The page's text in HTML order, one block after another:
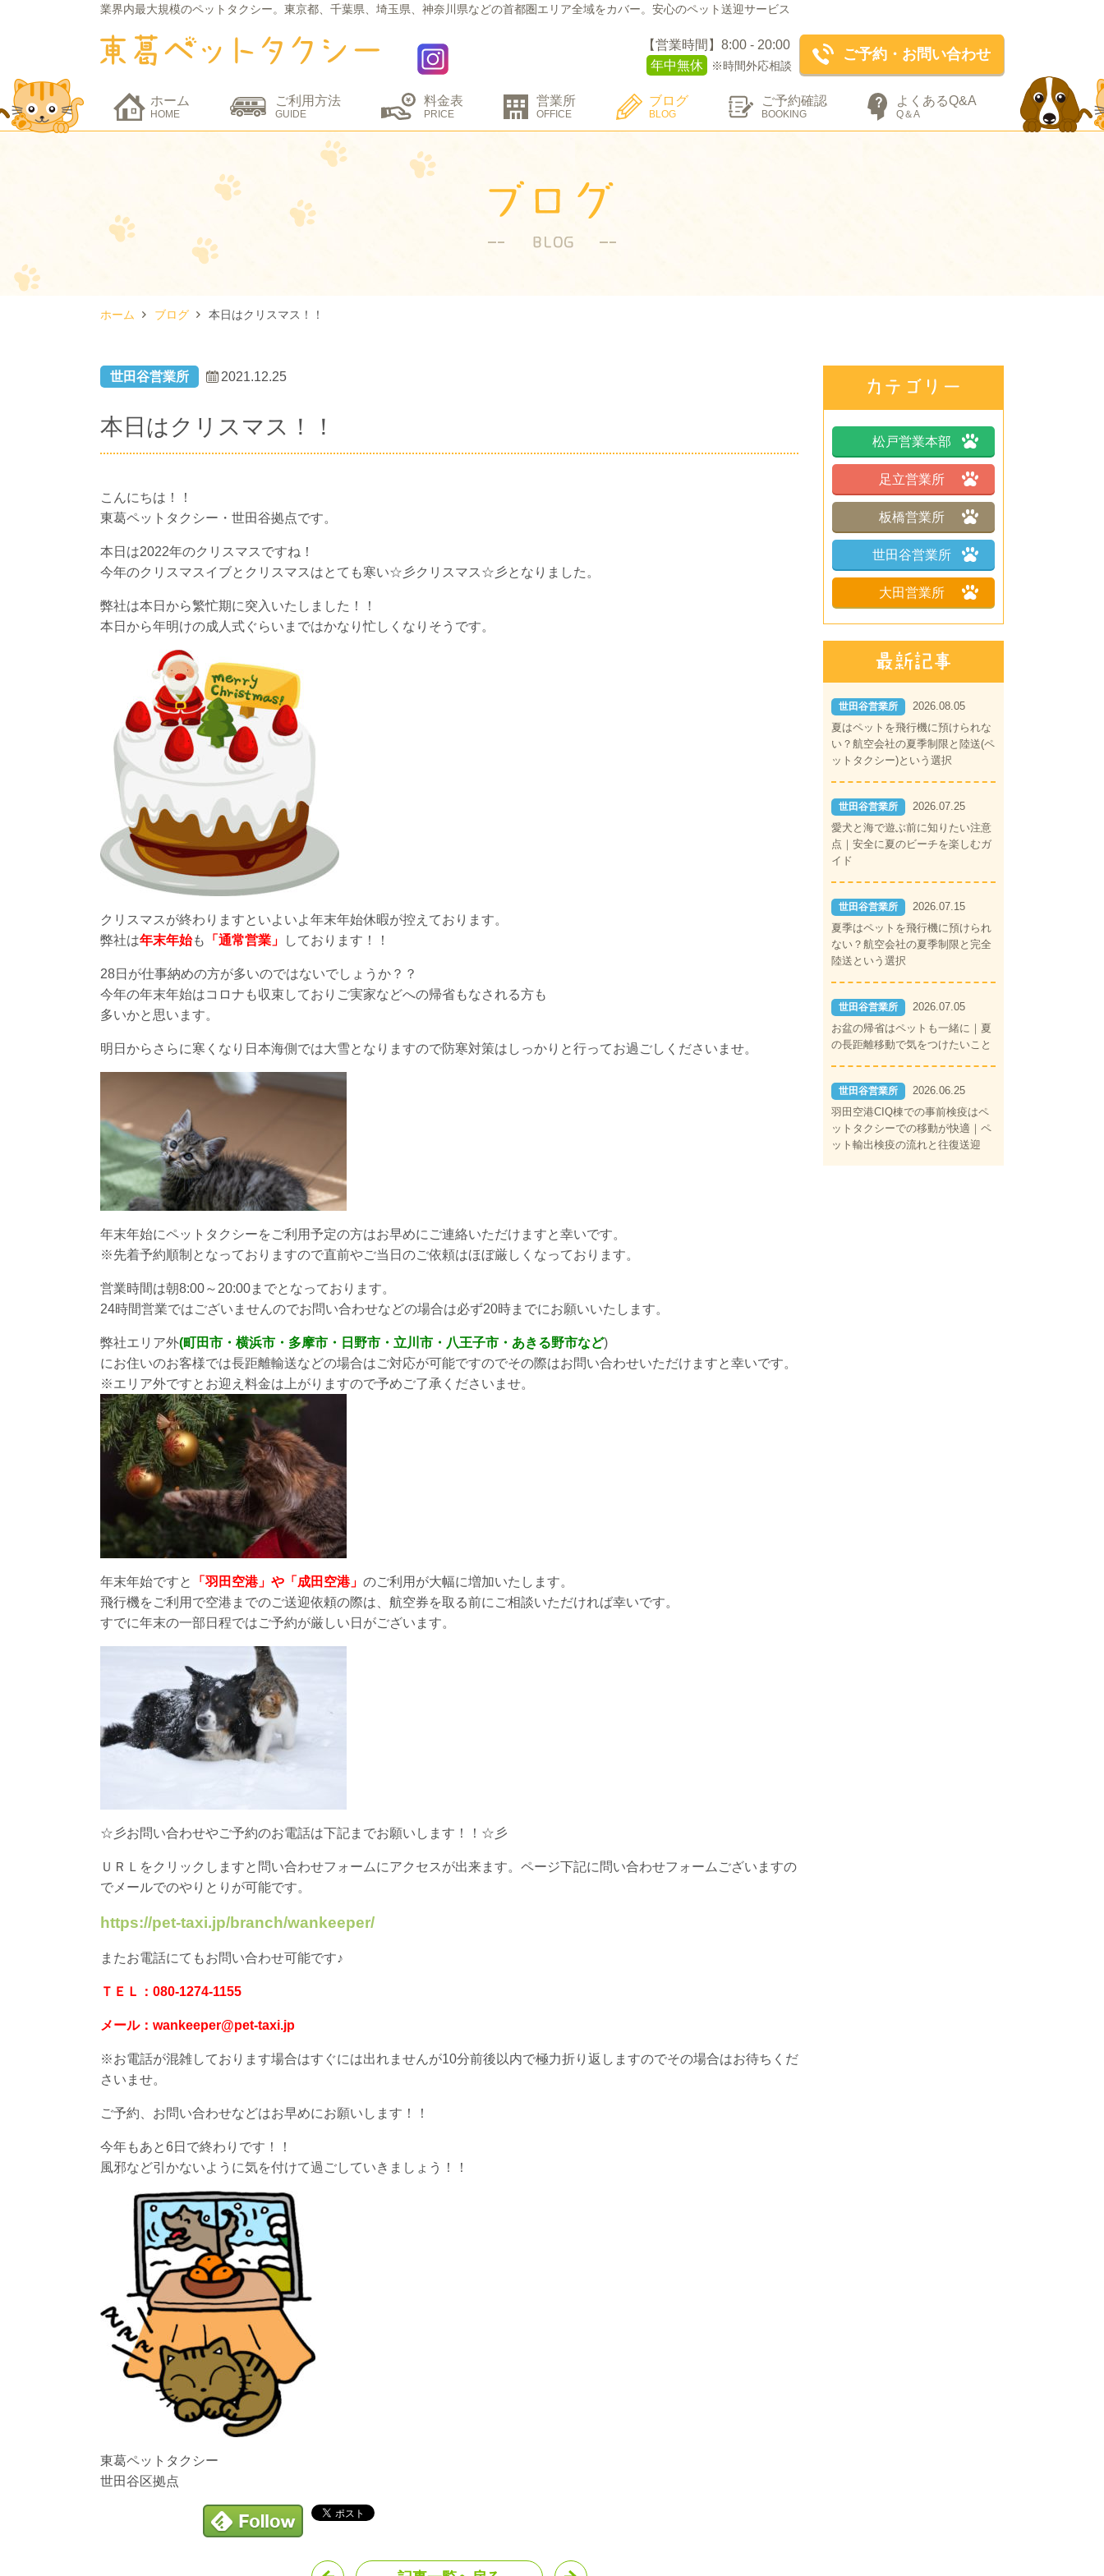
業界内最大規模のペットタクシー。 東京都、千葉県、埼玉県、神奈川県などの首都圏エリア全域をカバー。 安心のペット送迎サービス
【営業時間】8:00 - 20:00
年中無休
※時間外応相談
ご予約・お問い合わせ
ホーム
HOME
ご利用方法
GUIDE
料金表
PRICE
営業所
OFFICE
ブログ
BLOG
ご予約確認
BOOKING
よくあるQ&A
Q＆A
ホーム ブログ 本日はクリスマス！！
世田谷営業所 2021.12.25
本日はクリスマス！！
こんにちは！！
東葛ペットタクシー・世田谷拠点です。
本日は2022年のクリスマスですね！
今年のクリスマスイブとクリスマスはとても寒い☆彡クリスマス☆彡となりました。
弊社は本日から繁忙期に突入いたしました！！
本日から年明けの成人式ぐらいまではかなり忙しくなりそうです。
クリスマスが終わりますといよいよ年末年始休暇が控えております。
弊社は年末年始も 「通常営業」 しております！！
28日が仕事納めの方が多いのではないでしょうか？？
今年の年末年始はコロナも収束しておりご実家などへの帰省もなされる方も
多いかと思います。
明日からさらに寒くなり日本海側では大雪となりますので防寒対策はしっかりと行ってお過ごしくださいませ。
年末年始にペットタクシーをご利用予定の方はお早めにご連絡いただけますと幸いです。
※先着予約順制となっておりますので直前やご当日のご依頼はほぼ厳しくなっております。
営業時間は朝8:00～20:00までとなっております。
24時間営業ではございませんのでお問い合わせなどの場合は必ず20時までにお願いいたします。
弊社エリア外(町田市・横浜市・多摩市・日野市・立川市・八王子市・あきる野市など)
にお住いのお客様では長距離輸送などの場合はご対応が可能ですのでその際はお問い合わせいただけますと幸いです。
※エリア外ですとお迎え料金は上がりますので予めご了承くださいませ。
年末年始ですと 「羽田空港」や「成田空港」 のご利用が大幅に増加いたします。
飛行機をご利用で空港までのご送迎依頼の際は、航空券を取る前にご相談いただければ幸いです。
すでに年末の一部日程ではご予約が厳しい日がございます。
☆彡お問い合わせやご予約のお電話は下記までお願いします！！☆彡
ＵＲＬをクリックしますと問い合わせフォームにアクセスが出来ます。ページ下記に問い合わせフォームございますの
でメールでのやりとりが可能です。
https://pet-taxi.jp/branch/wankeeper/
またお電話にてもお問い合わせ可能です♪
ＴＥＬ：080-1274-1155
メール：wankeeper@pet-taxi.jp
※お電話が混雑しております場合はすぐには出れませんが10分前後以内で極力折り返しますのでその場合はお待ちくだ
さいませ。
ご予約、お問い合わせなどはお早めにお願いします！！
今年もあと6日で終わりです！！
風邪など引かないように気を付けて過ごしていきましょう！！
東葛ペットタクシー
世田谷区拠点
松戸営業本部
足立営業所
板橋営業所
世田谷営業所
大田営業所
世田谷営業所
2026.08.05
夏はペットを飛行機に預けられな
い？航空会社の夏季制限と陸送(ペ
ットタクシー)という選択
世田谷営業所
2026.07.25
愛犬と海で遊ぶ前に知りたい注意
点｜安全に夏のビーチを楽しむガ
イド
世田谷営業所
2026.07.15
夏季はペットを飛行機に預けられ
ない？航空会社の夏季制限と完全
陸送という選択
世田谷営業所
2026.07.05
お盆の帰省はペットも一緒に｜夏
の長距離移動で気をつけたいこと
世田谷営業所
2026.06.25
羽田空港CIQ棟での事前検疫はペ
ットタクシーでの移動が快適｜ペ
ット輸出検疫の流れと往復送迎